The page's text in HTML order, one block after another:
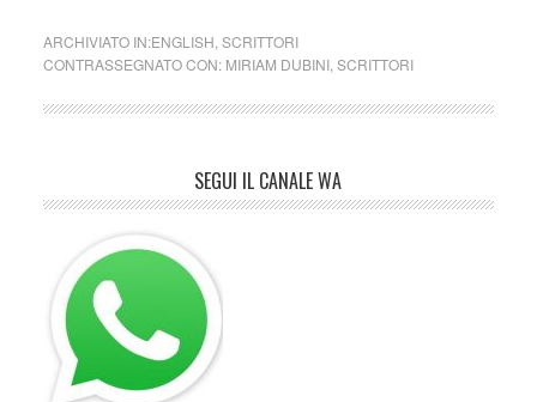
ARCHIVIATO IN:ENGLISH SCRITTORI
CONTRASSEGNATO CON: MIRIAM DUBINI, SCRITTORI
SEGUI IL CANALE WA